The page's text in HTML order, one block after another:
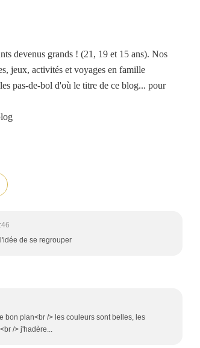
devenus grands ! (21, 19 et 15 ans). Nos
jeux, activités et voyages en famille
pas-de-bol d'où le titre de ce blog... pour
de se regrouper
bon plan<br /> les couleurs sont belles, les
/> j'hadère...